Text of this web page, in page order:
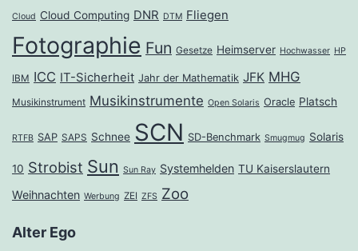
Cloud Cloud Computing DNR DTM Fliegen
Fotographie Fun Gesetze Heimserver Hochwasser HP
IBM ICC IT-Sicherheit Jahr der Mathematik JFK MHG
Musikinstrument Musikinstrumente Open Solaris Oracle Platsch
RTFB SAP SAPS Schnee SCN SD-Benchmark Smugmug Solaris
10 Strobist Sun Sun Ray Systemhelden TU Kaiserslautern
Weihnachten Werbung ZEI ZFS Zoo
Alter Ego